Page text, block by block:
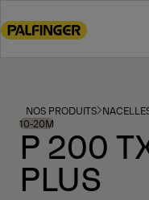
to
footer
content
NOS PRODUITS
10-20M
P 200
PLUS